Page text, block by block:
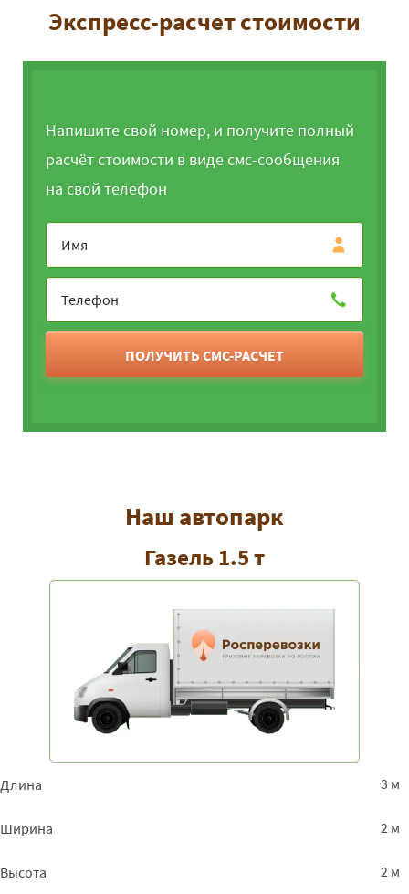
Экспресс-расчет стоимости
Напишите свой номер, и получите полный
расчёт стоимости в виде смс-сообщения
на свой телефон
ПОЛУЧИТЬ СМС-РАСЧЕТ
Наш автопарк
Газель 1.5 т
Длина 3 м
Ширина 2 м
Высота 2 м